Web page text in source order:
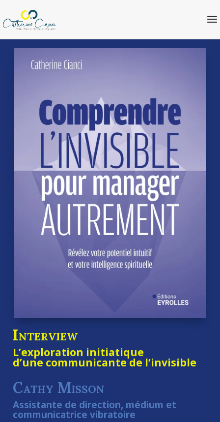
Interview
L’exploration initiatique
d’une communicante de l’invisible
Cathy Misson
Assistante de direction, médium et
communicatrice vibratoire